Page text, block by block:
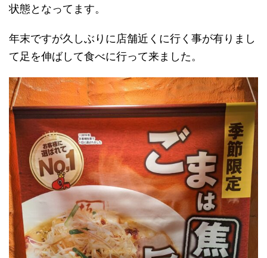
状態となってます。
年末ですが久しぶりに店舗近くに行く事が有りまし
て足を伸ばして食べに行って来ました。